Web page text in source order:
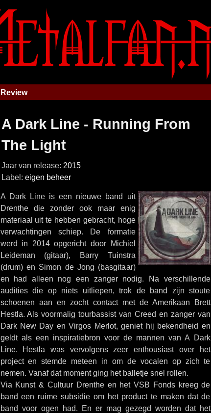
Review
A Dark Line - Running From
The Light
Jaar van release: 2015
Label: eigen beheer
A Dark Line is een nieuwe band uit
Drenthe die zonder ook maar enig
materiaal uit te hebben gebracht, hoge
verwachtingen schiep. De formatie
werd in 2014 opgericht door Michiel
Leideman (gitaar), Barry Tuinstra
(drum) en Simon de Jong (basgitaar)
en had alleen nog een zanger nodig. Na verschillende
audities die op niets uitliepen, trok de band zijn stoute
schoenen aan en zocht contact met de Amerikaan Brett
Hestla. Als voormalig tourbassist van Creed en zanger van
Dark New Day en Virgos Merlot, geniet hij bekendheid en
geldt als een inspiratiebron voor de mannen van A Dark
Line. Hestla was vervolgens zeer enthousiast over het
project en stemde meteen in om de vocalen op zich te
nemen. Vanaf dat moment ging het balletje snel rollen.
Via Kunst & Cultuur Drenthe en het VSB Fonds kreeg de
band een ruime subsidie om het product te maken dat de
band voor ogen had. En er mag gezegd worden dat het